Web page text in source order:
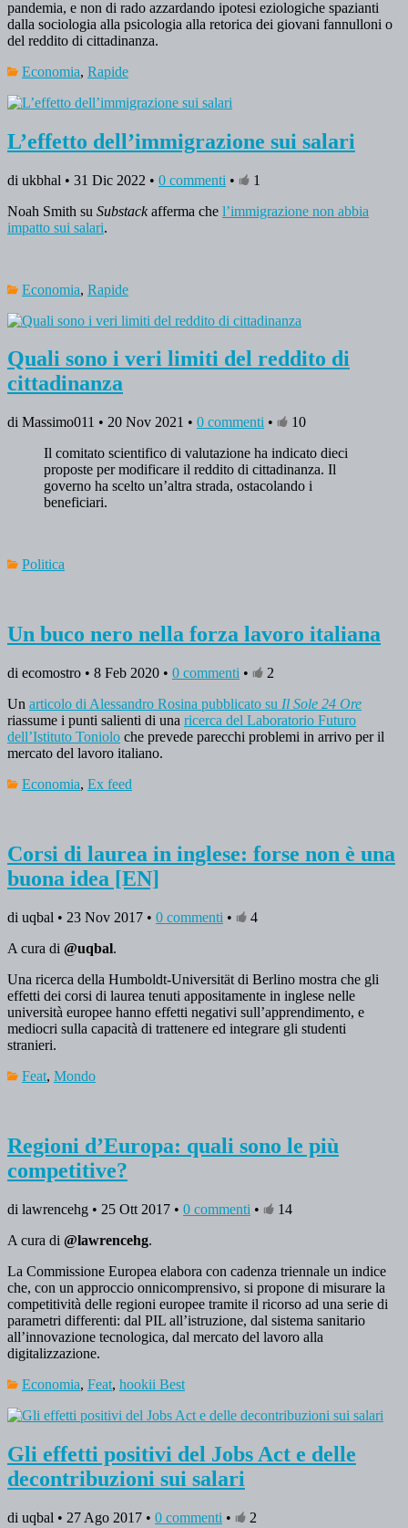
pandemia, e non di rado azzardando ipotesi eziologiche spazianti
dalla sociologia alla psicologia alla retorica dei giovani fannulloni o
del reddito di cittadinanza.
Economia, Rapide
L’effetto dell’immigrazione sui salari
di ukbhal • 31 Dic 2022 • 0 commenti •
1
Noah Smith su Substackafferma che l’immigrazione non abbia
impatto sui salari.
Economia, Rapide
Quali sono i veri limiti del reddito di
cittadinanza
di Massimo011 • 20 Nov 2021 • 0 commenti •
10
Il comitato scientifico di valutazione ha indicato dieci
proposte per modificare il reddito di cittadinanza. Il
governo ha scelto un’altra strada, ostacolando i
beneficiari.
Politica
Un buco nero nella forza lavoro italiana
di ecomostro • 8 Feb 2020 • 0 commenti •
2
Un articolo di Alessandro Rosina pubblicato su Il Sole 24 Ore
riassume i punti salienti di una ricerca del Laboratorio Futuro
dell’Istituto Toniolo che prevede parecchi problemi in arrivo per il
mercato del lavoro italiano.
Economia, Ex feed
Corsi di laurea in inglese: forse non è una
buona idea [EN]
di uqbal • 23 Nov 2017 • 0 commenti •
4
A cura di @uqbal.
Una ricerca della Humboldt-Universität di Berlino mostra che gli
effetti dei corsi di laurea tenuti appositamente in inglese nelle
università europee hanno effetti negativi sull’apprendimento, e
mediocri sulla capacità di trattenere ed integrare gli studenti
stranieri.
Feat, Mondo
Regioni d’Europa: quali sono le più
competitive?
di lawrencehg • 25 Ott 2017 • 0 commenti •
14
A cura di @lawrencehg.
La Commissione Europea elabora con cadenza triennale un indice
che, con un approccio onnicomprensivo, si propone di misurare la
competitività delle regioni europee tramite il ricorso ad una serie di
parametri differenti: dal PIL all’istruzione, dal sistema sanitario
all’innovazione tecnologica, dal mercato del lavoro alla
digitalizzazione.
Economia, Feat, hookii Best
Gli effetti positivi del Jobs Act e delle
decontribuzioni sui salari
di uqbal • 27 Ago 2017 • 0 commenti • 2